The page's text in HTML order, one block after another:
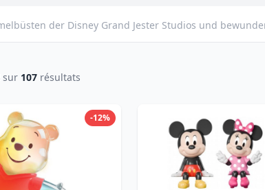
der Disney Grand Jester Studios und
sur 107 résultats
-12%